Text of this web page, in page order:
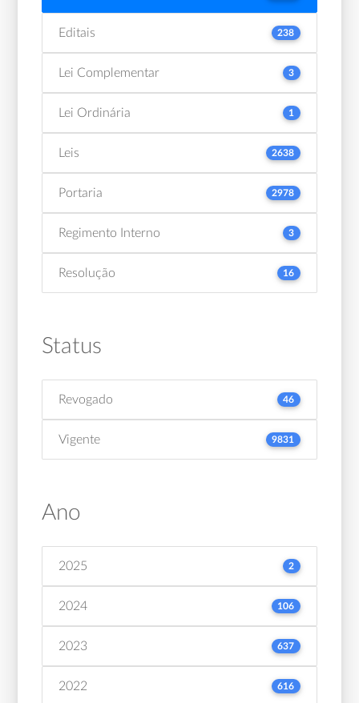
Editais 238
Lei Complementar 3
Lei Ordinária 1
Leis 2638
Portaria 2978
Regimento Interno 3
Resolução 16
Status
Revogado 46
Vigente 9831
Ano
2025 2
2024 106
2023 637
2022 616